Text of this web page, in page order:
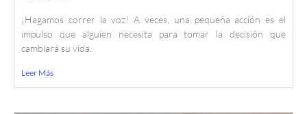
¡Hagamos correr la voz! A veces, una pequeña acción es el
impulso que alguien necesita para tomar la decisión que
cambiará su vida.
Leer Más